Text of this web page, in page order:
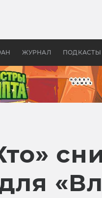
ЖУРНАЛ ПОДКАСТЫ
бы «Властелина колец»